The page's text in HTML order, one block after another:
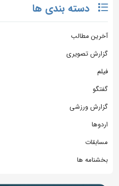
دسته بندی ها
آخرین مطالب
گزارش تصویری
فیلم
گفتگو
گزارش ورزشی
اردوها
مسابقات
بخشنامه ها